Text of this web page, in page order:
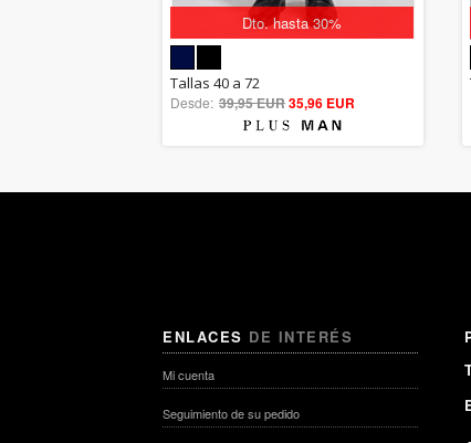
Dto. hasta 30%
5.00
out of 5
Tallas 40 a 72
Desde: 39,95 EUR35,96 EUR
ENLACES DE INTERÉS
Mi cuenta
Seguimiento de su pedido